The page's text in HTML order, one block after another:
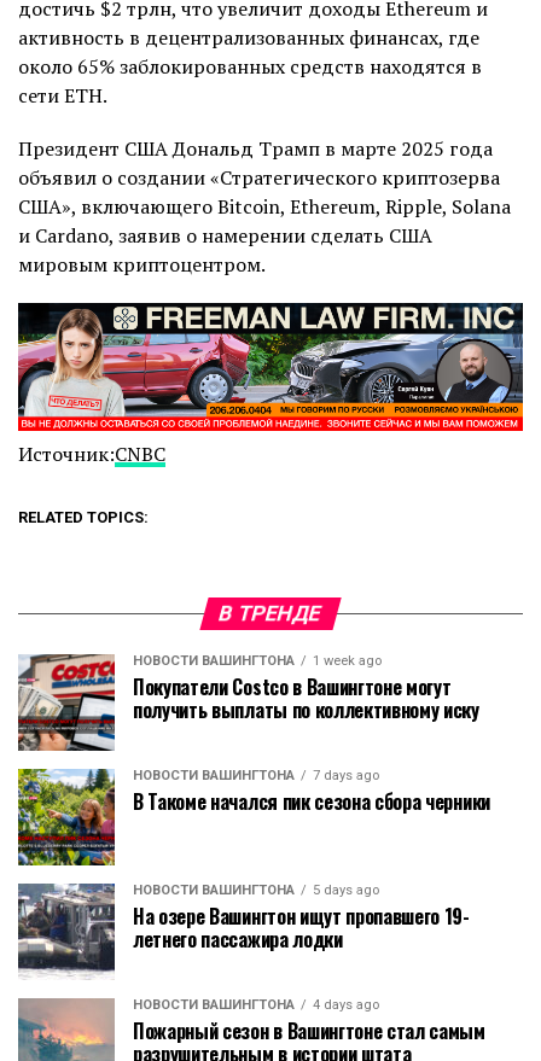
достичь $2 трлн, что увеличит доходы Ethereum и
активность в децентрализованных финансах, где
около 65% заблокированных средств находятся в
сети ETH.
Президент США Дональд Трамп в марте 2025 года
объявил о создании «Стратегического криптозерва
США», включающего Bitcoin, Ethereum, Ripple, Solana
и Cardano, заявив о намерении сделать США
мировым криптоцентром.
Источник:CNBC
RELATED TOPICS:
В ТРЕНДЕ
НОВОСТИ ВАШИНГТОНА 1 week ago
Покупатели Costco в Вашингтоне могут
получить выплаты по коллективному иску
НОВОСТИ ВАШИНГТОНА 7 days ago
В Такоме начался пик сезона сбора черники
НОВОСТИ ВАШИНГТОНА 5 days ago
На озере Вашингтон ищут пропавшего 19-
летнего пассажира лодки
НОВОСТИ ВАШИНГТОНА 4 days ago
Пожарный сезон в Вашингтоне стал самым
разрушительным в истории штата